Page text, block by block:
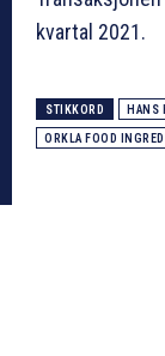
kvartal 2021.
STIKKORD HANS
ORKLA FOOD